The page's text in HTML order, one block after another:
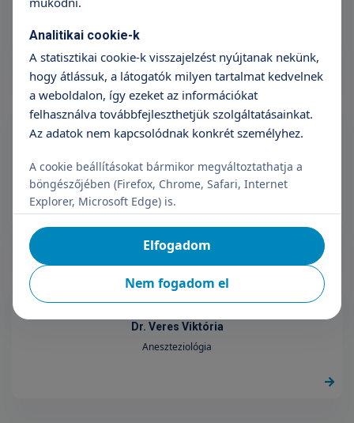
Orvosigazgató - TritonLife Róbert Magánkórház, aneszteziológiai
részlegvezető főorvos
Dr. Veres Viktória
Aneszteziológia
Analitikai cookie-k
A statisztikai cookie-k visszajelzést nyújtanak nekünk,
hogy átlássuk, a látogatók milyen tartalmat kedvelnek
a weboldalon, így ezeket az információkat
felhasználva továbbfejleszthetjük szolgáltatásainkat.
Az adatok nem kapcsolódnak konkrét személyhez.
A cookie beállításokat bármikor megváltoztathatja a
böngészőjében (Firefox, Chrome, Safari, Internet
Explorer, Microsoft Edge) is.
Nem fogadom el
Elfogadom